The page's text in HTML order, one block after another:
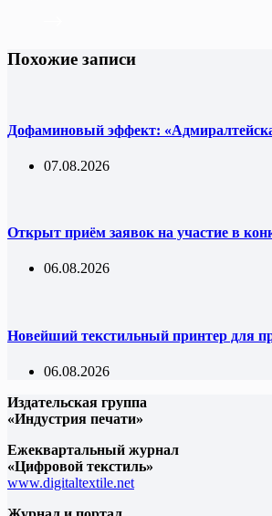
Похожие записи
Дофаминовый эффект:
07.08.2026
Открыт приём заявок на участие в
06.08.2026
Новейший текстильный принтер для
06.08.2026
Издательская группа
«Индустрия печати»
Ежеквартальный журнал
«Цифровой текстиль»
www.digitaltextile.net